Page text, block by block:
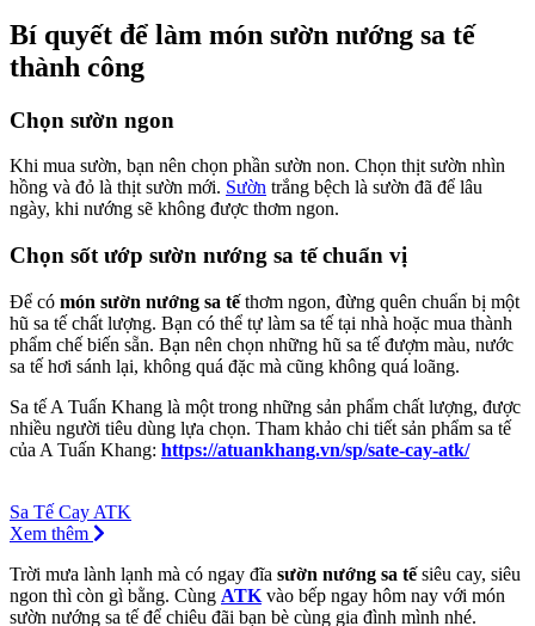
Bí quyết để làm món sườn nướng sa tế
thành công
Chọn sườn ngon
Khi mua sườn, bạn nên chọn phần sườn non. Chọn thịt sườn nhìn
hồng và đỏ là thịt sườn mới. Sườn trắng bệch là sườn đã để lâu
ngày, khi nướng sẽ không được thơm ngon.
Chọn sốt ướp sườn nướng sa tế chuẩn vị
Để có món sườn nướng sa tếthơm ngon, đừng quên chuẩn bị một
hũ sa tế chất lượng. Bạn có thể tự làm sa tế tại nhà hoặc mua thành
phẩm chế biến sẵn. Bạn nên chọn những hũ sa tế đượm màu, nước
sa tế hơi sánh lại, không quá đặc mà cũng không quá loãng.
Sa tế A Tuấn Khang là một trong những sản phẩm chất lượng, được
nhiều người tiêu dùng lựa chọn. Tham khảo chi tiết sản phẩm sa tế
của A Tuấn Khang: https://atuankhang.vn/sp/sate-cay-atk/
Sa Tế Cay ATK
Xem thêm
Trời mưa lành lạnh mà có ngay đĩa sườn nướng sa tếsiêu cay, siêu
ngon thì còn gì bằng. Cùng ATK vào bếp ngay hôm nay với món
sườn nướng sa tế để chiêu đãi bạn bè cùng gia đình mình nhé.